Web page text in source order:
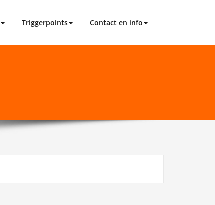
Triggerpoints Contact en info